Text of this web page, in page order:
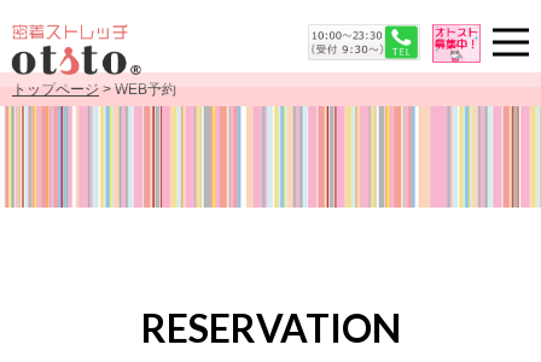
トップページ > WEB予約
RESERVATION